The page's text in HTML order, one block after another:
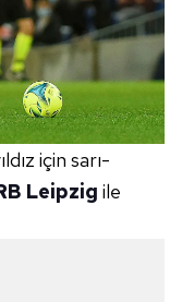
için sarı-
Leipzig ile